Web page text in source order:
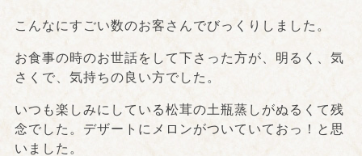
こんなにすごい数のお客さんでびっくりしました。
お食事の時のお世話をして下さった方が、明るく、気
さくで、気持ちの良い方でした。
いつも楽しみにしている松茸の土瓶蒸しがぬるくて残
念でした。デザートにメロンがついていておっ！と思
いました。